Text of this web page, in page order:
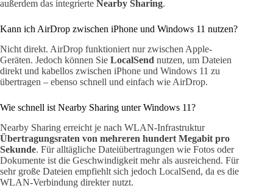
außerdem das integrierte Nearby Sharing.
Kann ich AirDrop zwischen iPhone und Windows 11 nutzen?
Nicht direkt. AirDrop funktioniert nur zwischen Apple-
Geräten. Jedoch können Sie LocalSend nutzen, um Dateien
direkt und kabellos zwischen iPhone und Windows 11 zu
übertragen – ebenso schnell und einfach wie AirDrop.
Wie schnell ist Nearby Sharing unter Windows 11?
Nearby Sharing erreicht je nach WLAN-Infrastruktur
Übertragungsraten von mehreren hundert Megabit pro
Sekunde. Für alltägliche Dateiübertragungen wie Fotos oder
Dokumente ist die Geschwindigkeit mehr als ausreichend. Für
sehr große Dateien empfiehlt sich jedoch LocalSend, da es die
WLAN-Verbindung direkter nutzt.